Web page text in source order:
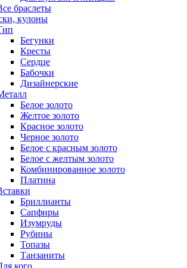
браслеты
кулоны
Бегунки
Кресты
Сердце
Бабочки
Дизайнерские
Белое золото
Желтое золото
Красное золото
Черное золото
Белое с красным золото
Белое с желтым золото
Комбинированное золото
Платина
Бриллианты
Сапфиры
Изумруды
Рубины
Топазы
Танзаниты
кого